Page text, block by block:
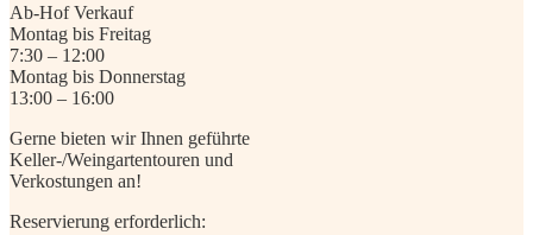
Ab-Hof Verkauf
Montag bis Freitag
7:30 – 12:00
Montag bis Donnerstag
13:00 – 16:00
Gerne bieten wir Ihnen geführte
Keller-/Weingartentouren und
Verkostungen an!
Reservierung erforderlich: